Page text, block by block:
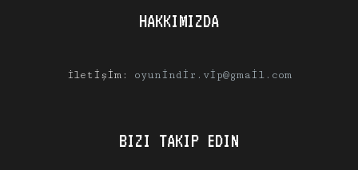
HAKKIMIZDA
İletişim: oyunindir.vip@gmail.com
BIZI TAKIP EDIN